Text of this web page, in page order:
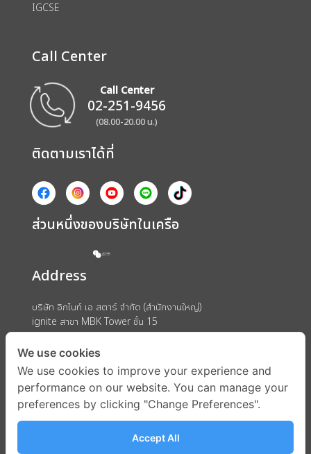
IGCSE
Call Center
Call Center
02-251-9456
(08.00-20.00 น.)
ติดตามเราได้ที่
ส่วนหนึ่งของบริษัทในเครือ
Address
บริษัท อิกไนท์ เอ สตาร์ จำกัด (สำนักงานใหญ่)
ignite สาขา MBK Tower ชั้น 15
ถนนพญาไท แขวงวังใหม่ เขตปทุมวัน กรุงเทพมหานคร 10330
We use cookies
We use cookies to improve your experience and
performance on our website. You can manage your
preferences by clicking "Change Preferences".
Accept All